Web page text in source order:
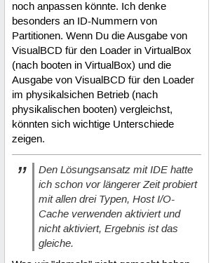
noch anpassen könnte. Ich denke
besonders an ID-Nummern von
Partitionen. Wenn Du die Ausgabe von
VisualBCD für den Loader in VirtualBox
(nach booten in VirtualBox) und die
Ausgabe von VisualBCD für den Loader
im physikalsichen Betrieb (nach
physikalischen booten) vergleichst,
könnten sich wichtige Unterschiede
zeigen.
Den Lösungsansatz mit IDE hatte
ich schon vor längerer Zeit probiert
mit allen drei Typen, Host I/O-
Cache verwenden aktiviert und
nicht aktiviert, Ergebnis ist das
gleiche.